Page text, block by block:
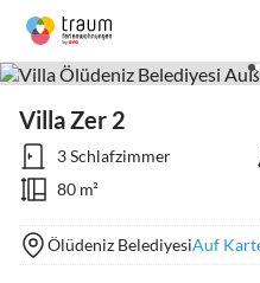
Villa Zer 2
3 Schlafzimmer
80 m²
Ölüdeniz BelediyesiAuf